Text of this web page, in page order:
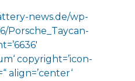
news.de/wp-
Porsche_Taycan-
copyright=’icon-
align=’center‘